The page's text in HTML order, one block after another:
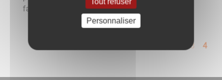
famille, retraite, ...
3 4
Personnaliser